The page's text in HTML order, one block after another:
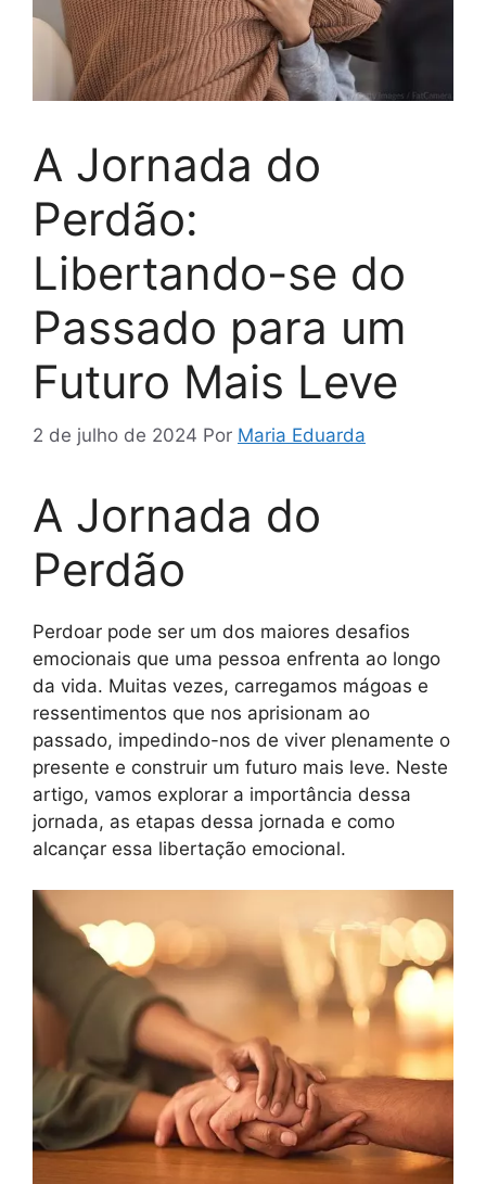
A Jornada do
Perdão:
Libertando-se do
Passado para um
Futuro Mais Leve
2 de julho de 2024 Por Maria Eduarda
A Jornada do
Perdão
Perdoar pode ser um dos maiores desafios
emocionais que uma pessoa enfrenta ao longo
da vida. Muitas vezes, carregamos mágoas e
ressentimentos que nos aprisionam ao
passado, impedindo-nos de viver plenamente o
presente e construir um futuro mais leve. Neste
artigo, vamos explorar a importância dessa
jornada, as etapas dessa jornada e como
alcançar essa libertação emocional.